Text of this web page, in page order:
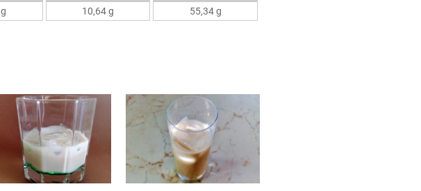
10,64 g
55,34 g